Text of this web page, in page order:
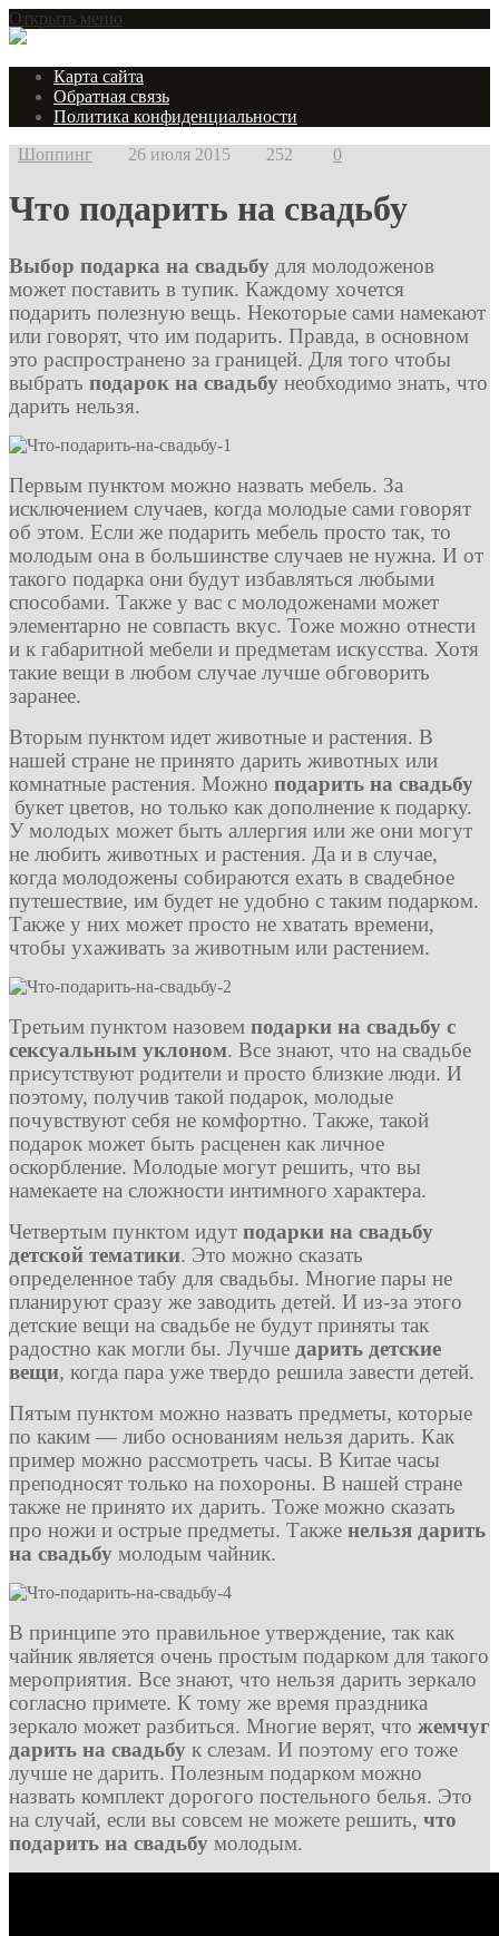
Открыть меню
Карта сайта
Обратная связь
Политика конфиденциальности
Шоппинг
26 июля 2015 252 0
Что подарить на свадьбу
Выбор подарка на свадьбу для молодоженов
может поставить в тупик. Каждому хочется
подарить полезную вещь. Некоторые сами намекают
или говорят, что им подарить. Правда, в основном
это распространено за границей. Для того чтобы
выбрать подарок на свадьбу необходимо знать, что
дарить нельзя.
Первым пунктом можно назвать мебель. За
исключением случаев, когда молодые сами говорят
об этом. Если же подарить мебель просто так, то
молодым она в большинстве случаев не нужна. И от
такого подарка они будут избавляться любыми
способами. Также у вас с молодоженами может
элементарно не совпасть вкус. Тоже можно отнести
и к габаритной мебели и предметам искусства. Хотя
такие вещи в любом случае лучше обговорить
заранее.
Вторым пунктом идет животные и растения. В
нашей стране не принято дарить животных или
комнатные растения. Можно подарить на свадьбу
букет цветов, но только как дополнение к подарку.
У молодых может быть аллергия или же они могут
не любить животных и растения. Да и в случае,
когда молодожены собираются ехать в свадебное
путешествие, им будет не удобно с таким подарком.
Также у них может просто не хватать времени,
чтобы ухаживать за животным или растением.
Третьим пунктом назовем подарки на свадьбу с
сексуальным уклоном. Все знают, что на свадьбе
присутствуют родители и просто близкие люди. И
поэтому, получив такой подарок, молодые
почувствуют себя не комфортно. Также, такой
подарок может быть расценен как личное
оскорбление. Молодые могут решить, что вы
намекаете на сложности интимного характера.
Четвертым пунктом идут подарки на свадьбу
детской тематики. Это можно сказать
определенное табу для свадьбы. Многие пары не
планируют сразу же заводить детей. И из-за этого
детские вещи на свадьбе не будут приняты так
радостно как могли бы. Лучше дарить детские
вещи, когда пара уже твердо решила завести детей.
Пятым пунктом можно назвать предметы, которые
по каким — либо основаниям нельзя дарить. Как
пример можно рассмотреть часы. В Китае часы
преподносят только на похороны. В нашей стране
также не принято их дарить. Тоже можно сказать
про ножи и острые предметы. Также нельзя дарить
на свадьбу молодым чайник.
В принципе это правильное утверждение, так как
чайник является очень простым подарком для такого
мероприятия. Все знают, что нельзя дарить зеркало
согласно примете. К тому же время праздника
зеркало может разбиться. Многие верят, что жемчуг
дарить на свадьбу к слезам. И поэтому его тоже
лучше не дарить. Полезным подарком можно
назвать комплект дорогого постельного белья. Это
на случай, если вы совсем не можете решить, что
подарить на свадьбу молодым.